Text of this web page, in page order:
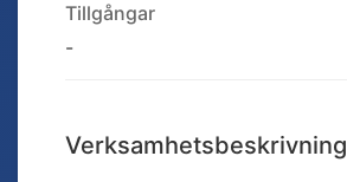
Tillgångar
-
Verksamhetsbeskrivning